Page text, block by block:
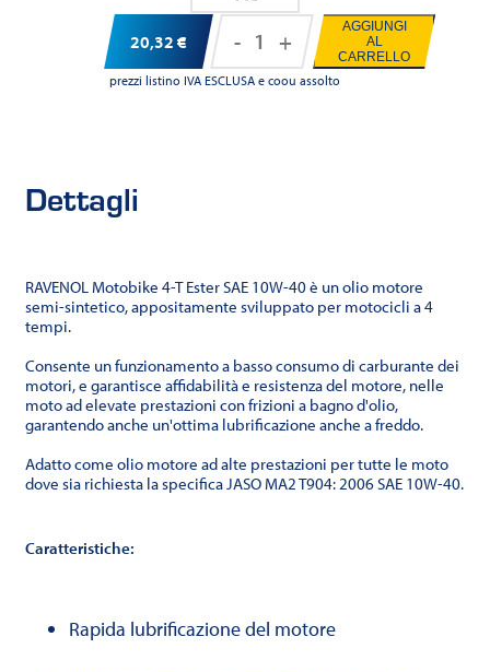
20,32 €
prezzi listino IVA ESCLUSA e coou assolto
-
Ravenol
Motobike
quantità
+
AGGIUNGI
AL
CARRELLO
Dettagli
RAVENOL Motobike 4-T Ester SAE 10W-40 è un olio motore
semi-sintetico, appositamente sviluppato per motocicli a 4
tempi.
Consente un funzionamento a basso consumo di carburante dei
motori, e garantisce affidabilità e resistenza del motore, nelle
moto ad elevate prestazioni con frizioni a bagno d'olio,
garantendo anche un'ottima lubrificazione anche a freddo.
Adatto come olio motore ad alte prestazioni per tutte le moto
dove sia richiesta la specifica JASO MA2 T904: 2006 SAE 10W-40.
Caratteristiche:
Rapida lubrificazione del motore